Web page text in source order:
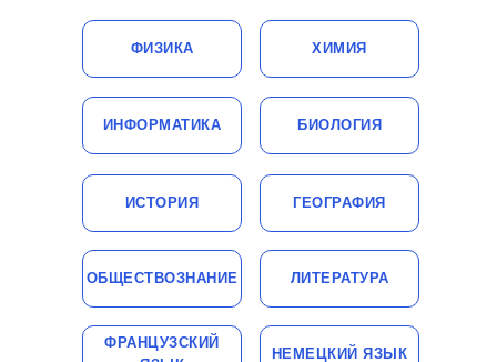
ФИЗИКА ХИМИЯ
ИНФОРМАТИКА БИОЛОГИЯ
ИСТОРИЯ ГЕОГРАФИЯ
ОБЩЕСТВОЗНАНИЕ ЛИТЕРАТУРА
ФРАНЦУЗСКИЙ
НЕМЕЦКИЙ ЯЗЫК